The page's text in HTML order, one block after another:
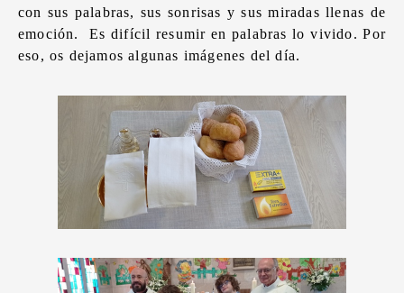
con sus palabras, sus sonrisas y sus miradas llenas de
emoción. Es difícil resumir en palabras lo vivido. Por
eso, os dejamos algunas imágenes del día.